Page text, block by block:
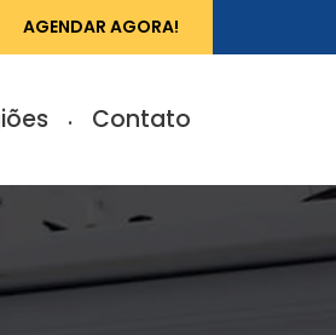
AGENDAR AGORA!
Contato